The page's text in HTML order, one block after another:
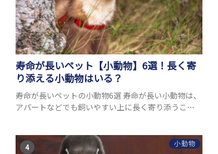
寿命が長いペット【小動物】6選！長く寄
り添える小動物はいる？
寿命が長いペットの小動物6選 寿命が長い小動物は、
アパートなどでも飼いやすい上に長く寄り添うこと
育のポイ...
小動物